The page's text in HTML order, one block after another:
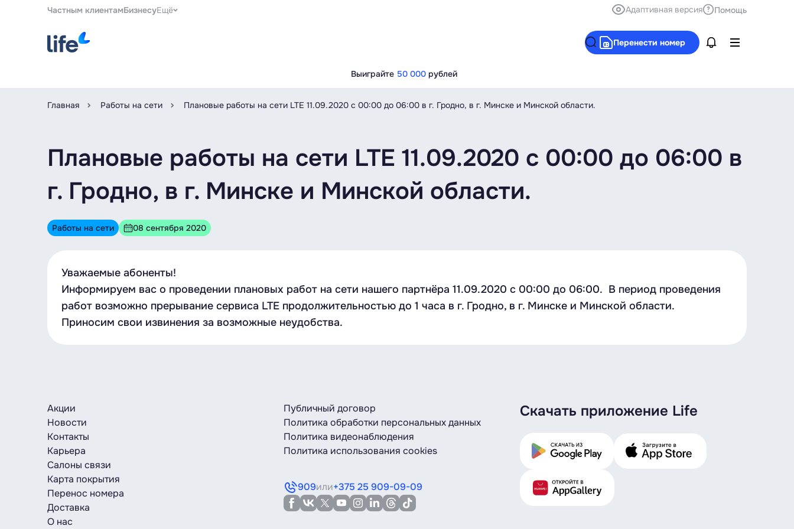
Частным клиентамБизнесуЕщё Адаптивная версия Помощь
Перенести номер
Выиграйте 50 000 рублей
Главная Работы на сети Плановые работы на сети LTE 11.09.2020 c 00:00 до 06:00 в г. Гродно, в г. Минске и Минской области.
Плановые работы на сети LTE 11.09.2020 c 00:00 до 06:00 в
г. Гродно, в г. Минске и Минской области.
Работы на сети 08 сентября 2020
Уважаемые абоненты!
Информируем вас о проведении плановых работ на сети нашего партнёра 11.09.2020 c 00:00 до 06:00. В период проведения
работ возможно прерывание сервиса LTE продолжительностью до 1 часа в г. Гродно, в г. Минске и Минской области.
Приносим свои извинения за возможные неудобства.
Акции
Новости
Контакты
Карьера
Салоны связи
Карта покрытия
Перенос номера
Доставка
О нас
Публичный договор
Политика обработки персональных данных
Политика видеонаблюдения
Политика использования cookies
909или+375 25 909-09-09
Скачать приложение Life